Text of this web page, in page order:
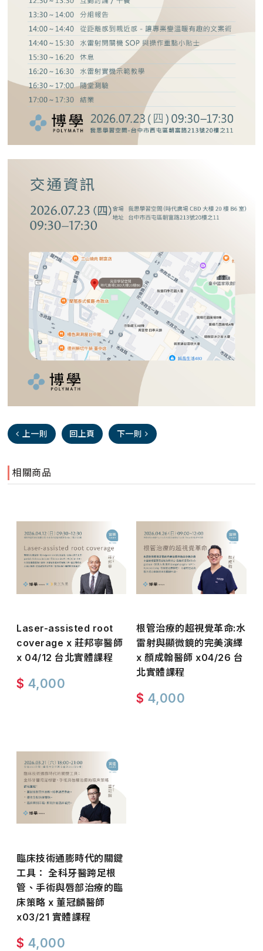
上一則 回上頁 下一則
相關商品
Laser-assisted root
coverage x 莊邦寧醫師
x 04/12 台北實體課程
$ 4,000
根管治療的超視覺革命:水
雷射與顯微鏡的完美演繹
x 顏成翰醫師 x04/26 台
北實體課程
$ 4,000
臨床技術通膨時代的關鍵
工具： 全科牙醫跨足根
管、手術與唇部治療的臨
床策略 x 董冠麟醫師
x03/21 實體課程
$ 4,000